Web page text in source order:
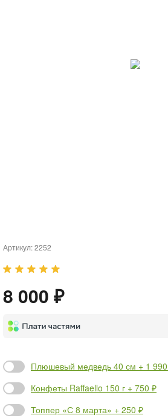
Артикул:2252
8 000 ₽
Плюшевый медведь 40 см + 1
Конфеты Raffaello 150 г + 750 ₽
Топпер «С 8 марта» + 250 ₽